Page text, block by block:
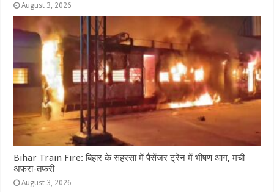
August 3, 2026
Bihar Train Fire: बिहार के सहरसा में पैसेंजर ट्रेन में भीषण आग, मची
अफरा-तफरी
August 3, 2026